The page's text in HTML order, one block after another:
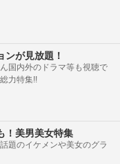
ンが見放題！
国内外のドラマ等も視聴で
力特集!!
！美男美女特集
題のイケメンや美女のグラ